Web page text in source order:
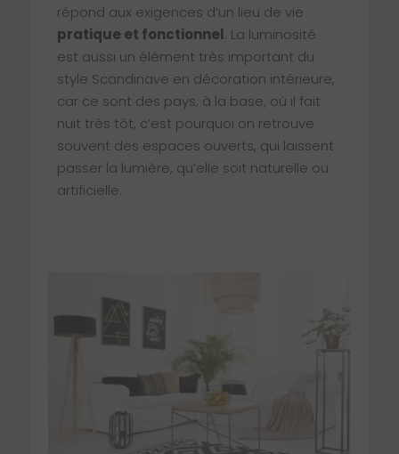
répond aux exigences d’un lieu de vie
pratique et fonctionnel. La luminosité
est aussi un élément très important du
style Scandinave en décoration intérieure,
car ce sont des pays, à la base, où il fait
nuit très tôt, c’est pourquoi on retrouve
souvent des espaces ouverts, qui laissent
passer la lumière, qu’elle soit naturelle ou
artificielle.